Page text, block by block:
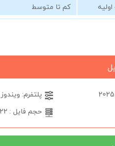
کم تا متوسط
پلتفرم: ویندوز
حجم فایل : 22 مگابایت